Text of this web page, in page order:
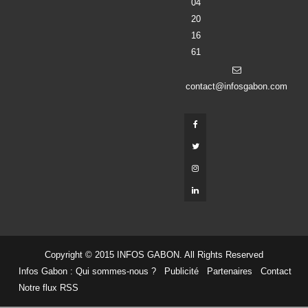
04
20
16
61
contact@infosgabon.com
Copyright © 2015 INFOS GABON. All Rights Reserved
Infos Gabon : Qui sommes-nous ?
Publicité Partenaires
Contact
Notre flux RSS